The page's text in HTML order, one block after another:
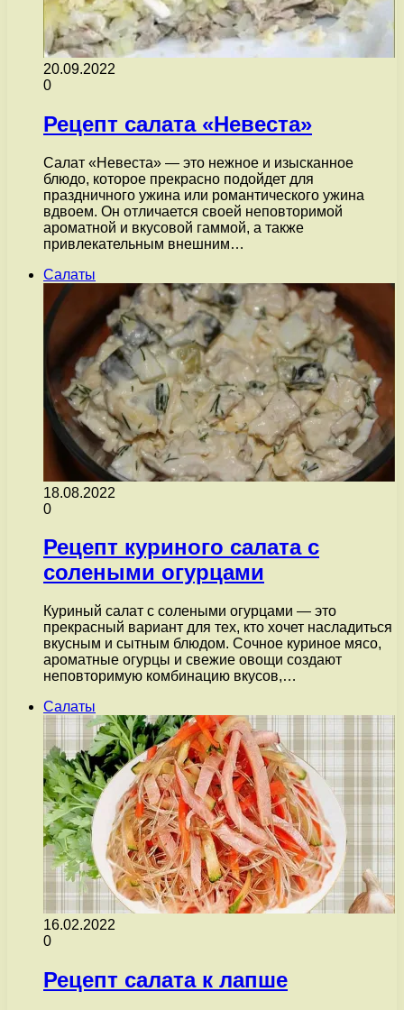
20.09.2022
0
Рецепт салата «Невеста»
Салат «Невеста» — это нежное и изысканное
блюдо, которое прекрасно подойдет для
праздничного ужина или романтического ужина
вдвоем. Он отличается своей неповторимой
ароматной и вкусовой гаммой, а также
привлекательным внешним…
Салаты
18.08.2022
0
Рецепт куриного салата с
солеными огурцами
Куриный салат с солеными огурцами — это
прекрасный вариант для тех, кто хочет насладиться
вкусным и сытным блюдом. Сочное куриное мясо,
ароматные огурцы и свежие овощи создают
неповторимую комбинацию вкусов,…
Салаты
16.02.2022
0
Рецепт салата к лапше